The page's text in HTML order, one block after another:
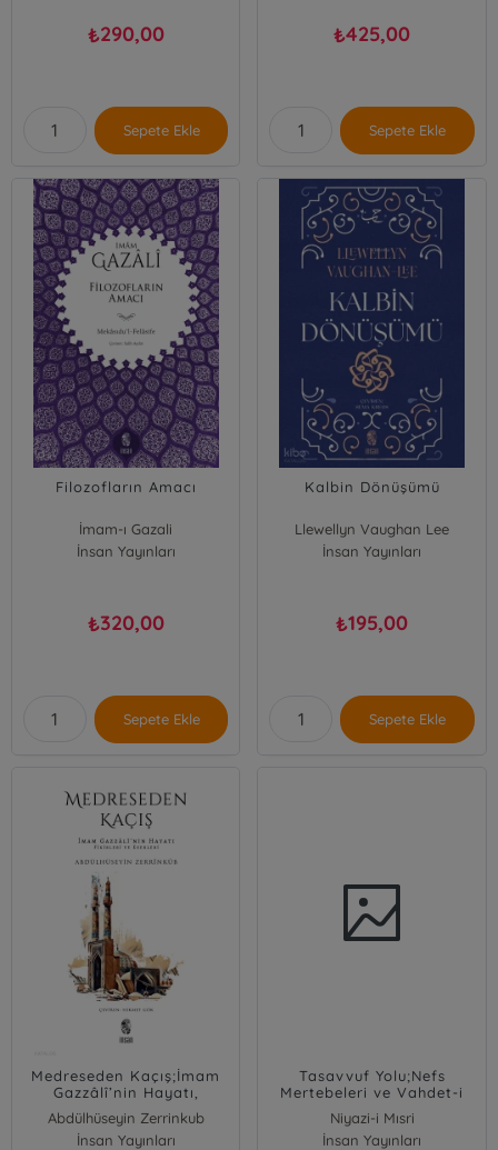
₺290,00
Sepete Ekle
₺425,00
Sepete Ekle
Filozofların Amacı
İmam-ı Gazali
İnsan Yayınları
₺320,00
Sepete Ekle
Kalbin Dönüşümü
Llewellyn Vaughan Lee
İnsan Yayınları
₺195,00
Sepete Ekle
Medreseden Kaçış;İmam
Gazzâlî’nin Hayatı,
Fikirleri ve Eserleri
Abdülhüseyin Zerrinkub
İnsan Yayınları
Tasavvuf Yolu;Nefs
Mertebeleri ve Vahdet-i
Niyazi-i Mısri
Oğuzhan Dönmez
İnsan Yayınları